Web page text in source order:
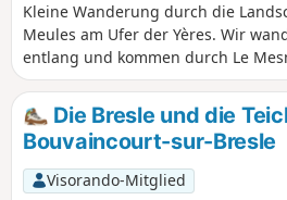
Kleine Wanderung durch die
Meules am Ufer der Yères. Wir
entlang und kommen durch Le
Motte ist perfekt für eine kleine
Sept-Meules zurück, mit Blick auf
Die Bresle und die
Bouvaincourt-sur-Bresle
Visorando-Mitglied